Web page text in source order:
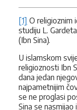
[1] O religioznim
studiju L.
(Ibn Sina).
U islamskom
religioznosti Ibn
dana jedan
najpametnijim
se ne proglasi
Sina se